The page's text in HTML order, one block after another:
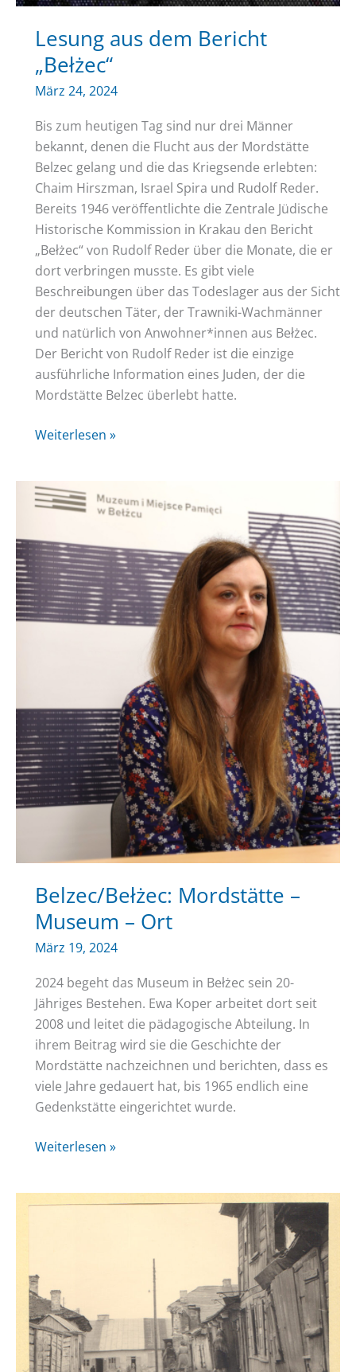
Lesung aus dem Bericht
„Bełżec“
März 24, 2024
Bis zum heutigen Tag sind nur drei Männer
bekannt, denen die Flucht aus der Mordstätte
Belzec gelang und die das Kriegsende erlebten:
Chaim Hirszman, Israel Spira und Rudolf Reder.
Bereits 1946 veröffentlichte die Zentrale Jüdische
Historische Kommission in Krakau den Bericht
„Bełżec“ von Rudolf Reder über die Monate, die er
dort verbringen musste. Es gibt viele
Beschreibungen über das Todeslager aus der Sicht
der deutschen Täter, der Trawniki-Wachmänner
und natürlich von Anwohner*innen aus Bełżec.
Der Bericht von Rudolf Reder ist die einzige
ausführliche Information eines Juden, der die
Mordstätte Belzec überlebt hatte.
Lesung
Bericht
„Bełżec“
Weiterlesen »
Belzec/Bełżec: Mordstätte –
Museum – Ort
März 19, 2024
2024 begeht das Museum in Bełżec sein 20-
Jähriges Bestehen. Ewa Koper arbeitet dort seit
2008 und leitet die pädagogische Abteilung. In
ihrem Beitrag wird sie die Geschichte der
Mordstätte nachzeichnen und berichten, dass es
viele Jahre gedauert hat, bis 1965 endlich eine
Gedenkstätte eingerichtet wurde.
Belzec/Bełżec:
Museum
Weiterlesen »